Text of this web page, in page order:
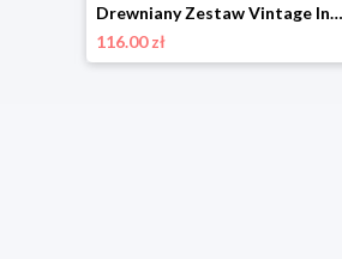
Drewniany Zestaw Vintage Instrumentów Muzycznych 18ms+, Classic World Classic world
116.00 zł